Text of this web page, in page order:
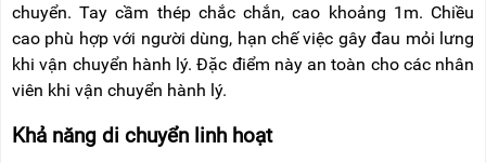
chuyển. Tay cầm thép chắc chắn, cao khoảng 1m. Chiều
cao phù hợp với người dùng, hạn chế việc gây đau mỏi lưng
khi vận chuyển hành lý.Đặc điểm này an toàn cho các nhân
viên khi vận chuyển hành lý.
Khả năng di chuyển linh hoạt